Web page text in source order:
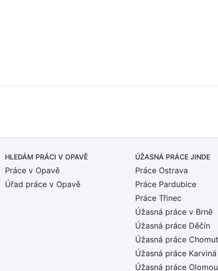
HLEDÁM PRÁCI V OPAVĚ
Práce v Opavě
Úřad práce v Opavě
ÚŽASNÁ PRÁCE JINDE
Práce Ostrava
Práce Pardubice
Práce Třinec
Úžasná práce v Brně
Úžasná práce Děčín
Úžasná práce
Úžasná práce Karviná
Úžasná práce